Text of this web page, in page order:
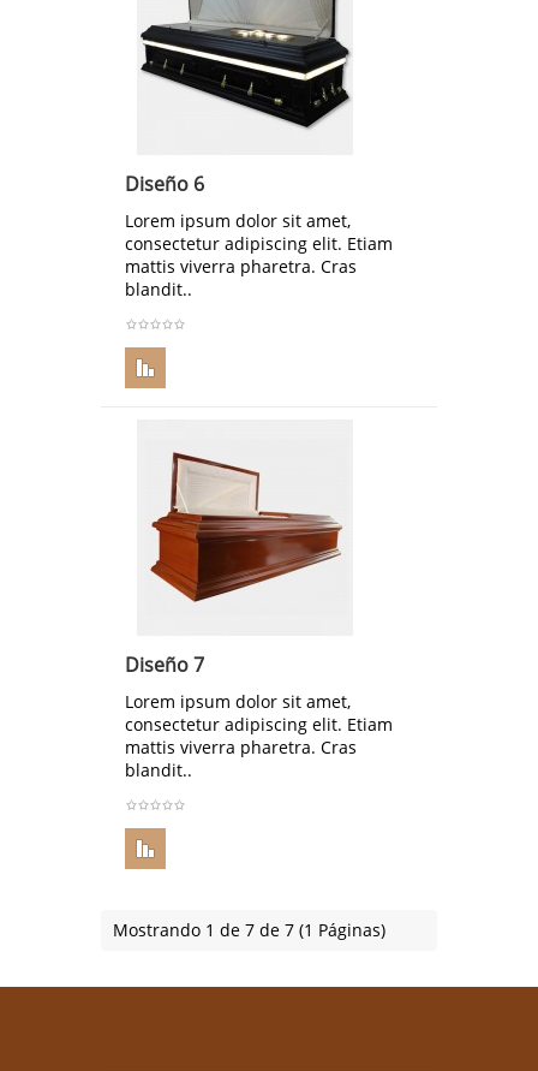
Diseño 6
Lorem ipsum dolor sit amet,
consectetur adipiscing elit. Etiam
mattis viverra pharetra. Cras
blandit..
Diseño 7
Lorem ipsum dolor sit amet,
consectetur adipiscing elit. Etiam
mattis viverra pharetra. Cras
blandit..
Mostrando 1 de 7 de 7 (1 Páginas)